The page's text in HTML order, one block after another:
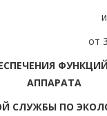
от
АППАРАТА
СЛУЖБЫ ПО